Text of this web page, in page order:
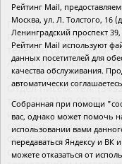
Главный редактор
Редакция: 625002,
телефон (3452)49-00-
Адрес для писем:
а/я 371. Для пресс-
Отдел писем: тел.
тел. (3452) 39-90-51.
издание «Интернет-
сегодня»,
ФС77-64918 от
службой по надзору
Рейтинг Mail,
Москва, ул. Л. Толстого, 16
Ленинградский проспект
Рейтинг Mail используют
данных посетителей для
качества обслуживания.
автоматически
Собранная при помощи
вас, однако может помочь
использовании вами
передаваться Яндексу и ВК
можете отказаться от